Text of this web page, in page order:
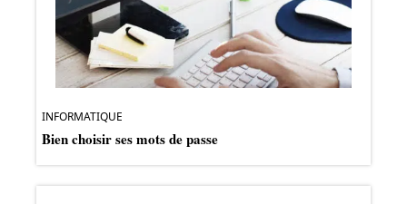
INFORMATIQUE
Bien choisir ses mots de passe